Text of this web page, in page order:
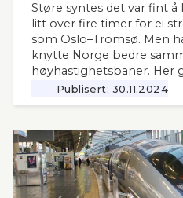
Støre syntes det var fint å
litt over fire timer for ei
som Oslo–Tromsø. Men
knytte Norge bedre
høyhastighetsbaner. Her
jernbanemidlene til det
Markedet, mulighetene
vanskelig for å se. Slik
sekretær i Lyntogforum
kronikken sin i Stavanger
Publisert: 30.11.2024